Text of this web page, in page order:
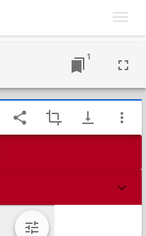
1